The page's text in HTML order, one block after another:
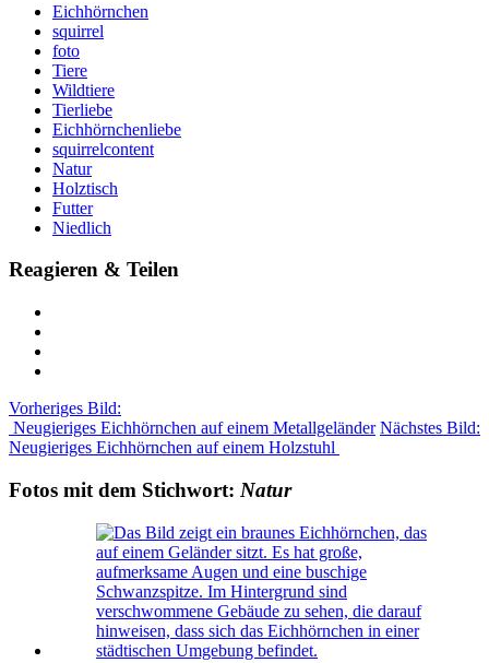
Eichhörnchen
squirrel
foto
Tiere
Wildtiere
Tierliebe
Eichhörnchenliebe
squirrelcontent
Natur
Holztisch
Futter
Niedlich
Reagieren & Teilen
Vorheriges Bild:
Neugieriges Eichhörnchen auf einem Metallgeländer Nächstes Bild:
Neugieriges Eichhörnchen auf einem Holzstuhl
Fotos mit dem Stichwort: Natur